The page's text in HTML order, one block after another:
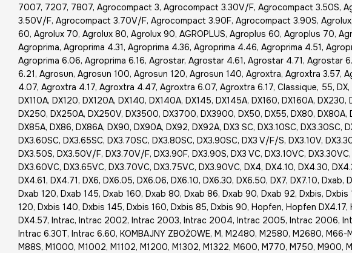
7007, 7207, 7807, Agrocompact 3, Agrocompact 3.30V/F, Agrocompact 3.50S,
3.50V/F, Agrocompact 3.70V/F, Agrocompact 3.90F, Agrocompact 3.90S,
60, Agrolux 70, Agrolux 80, Agrolux 90, AGROPLUS, Agroplus 60, Agroplus 70,
Agroprima, Agroprima 4.31, Agroprima 4.36, Agroprima 4.46, Agroprima 4.51,
Agroprima 6.06, Agroprima 6.16, Agrostar, Agrostar 4.61, Agrostar 4.71, Agrostar
6.21, Agrosun, Agrosun 100, Agrosun 120, Agrosun 140, Agroxtra, Agroxtra 3.57,
4.07, Agroxtra 4.17, Agroxtra 4.47, Agroxtra 6.07, Agroxtra 6.17, Classique, 55, DX,
DX110A, DX120, DX120A, DX140, DX140A, DX145, DX145A, DX160, DX160A, DX230,
DX250, DX250A, DX250V, DX3500, DX3700, DX3900, DX50, DX55, DX80, DX80A,
DX85A, DX86, DX86A, DX90, DX90A, DX92, DX92A, DX3 SC, DX3.10SC, DX3.30SC,
DX3.60SC, DX3.65SC, DX3.70SC, DX3.80SC, DX3.90SC, DX3 V/F/S, DX3.10V,
DX3.50S, DX3.50V/F, DX3.70V/F, DX3.90F, DX3.90S, DX3 VC, DX3.10VC,
DX3.60VC, DX3.65VC, DX3.70VC, DX3.75VC, DX3.90VC, DX4, DX4.10, DX4.30,
DX4.61, DX4.71, DX6, DX6.05, DX6.06, DX6.10, DX6.30, DX6.50, DX7, DX7.10, Dxab,
Dxab 120, Dxab 145, Dxab 160, Dxab 80, Dxab 86, Dxab 90, Dxab 92, Dxbis, Dxbis
120, Dxbis 140, Dxbis 145, Dxbis 160, Dxbis 85, Dxbis 90, Hopfen, Hopfen DX4.17,
DX4.57, Intrac, Intrac 2002, Intrac 2003, Intrac 2004, Intrac 2005, Intrac 2006,
Intrac 6.30T, Intrac 6.60, KOMBAJNY ZBOŻOWE, M, M2480, M2580, M2680, M66-
M88S, M1000, M1002, M1102, M1200, M1302, M1322, M600, M770, M750, M900,